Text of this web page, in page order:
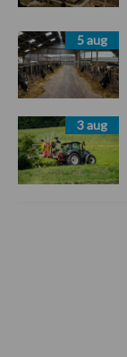
5 aug
3 aug